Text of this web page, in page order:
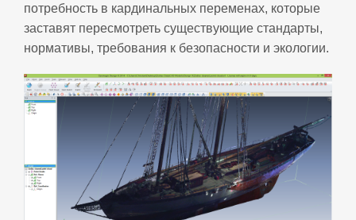
потребность в кардинальных переменах, которые
заставят пересмотреть существующие стандарты,
нормативы, требования к безопасности и экологии.